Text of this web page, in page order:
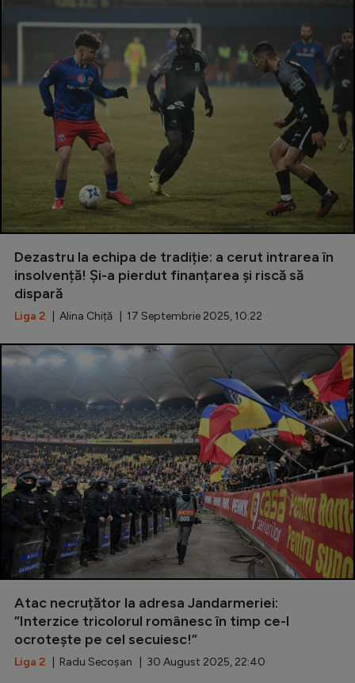
Dezastru la echipa de tradiție: a cerut intrarea în
insolvență! Și-a pierdut finanțarea și riscă să
dispară
Liga 2 | Alina Chiță | 17 Septembrie 2025, 10:22
Atac necruțător la adresa Jandarmeriei:
”Interzice tricolorul românesc în timp ce-l
ocrotește pe cel secuiesc!”
Liga 2 | Radu Secoșan | 30 August 2025, 22:40